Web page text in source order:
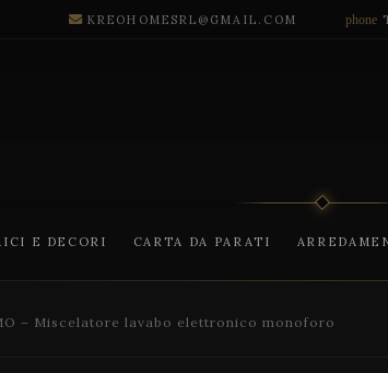
KREOHOMESRL@GMAIL.COM phone
E DECORI CARTA DA PARATI
– Miscelatore lavabo elettronico monoforo